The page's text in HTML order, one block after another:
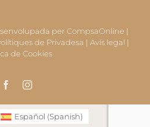
perCompsaOnline |
de Privadesa | Avís legal |
de Cookies
FacebookInstagram
Español (Spanish)